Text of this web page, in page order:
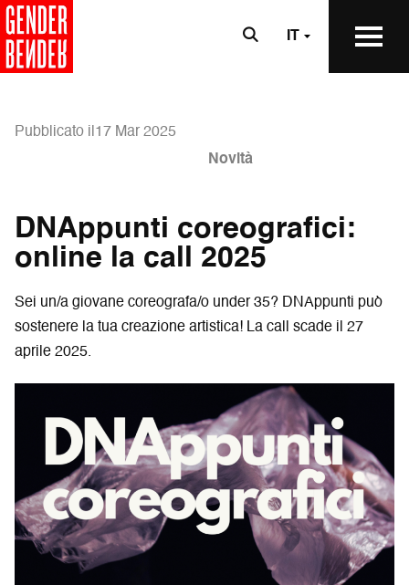
IT
Pubblicato il17 Mar 2025
Novità
DNAppunti coreografici:
online la call 2025
Sei un/a giovane coreografa/o under 35? DNAppunti può
sostenere la tua creazione artistica! La call scade il 27
aprile 2025.